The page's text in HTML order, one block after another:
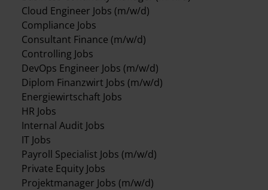
Cloud Engineer Jobs (m/w/d)
Compliance Jobs
Consultant Finance (m/w/d)
Controlling Jobs
DevOps Engineer Jobs (m/w/d)
Diplom Finanzwirt Jobs (m/w/d)
Energiewirtschaft Jobs
HR Jobs
Internal Audit Jobs
IT Jobs
Payroll Specialist Jobs (m/w/d)
Private Equity Jobs
Projektmanager Jobs (m/w/d)